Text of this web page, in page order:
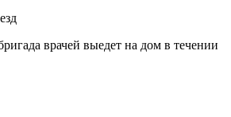
врачей выедет на дом в течении